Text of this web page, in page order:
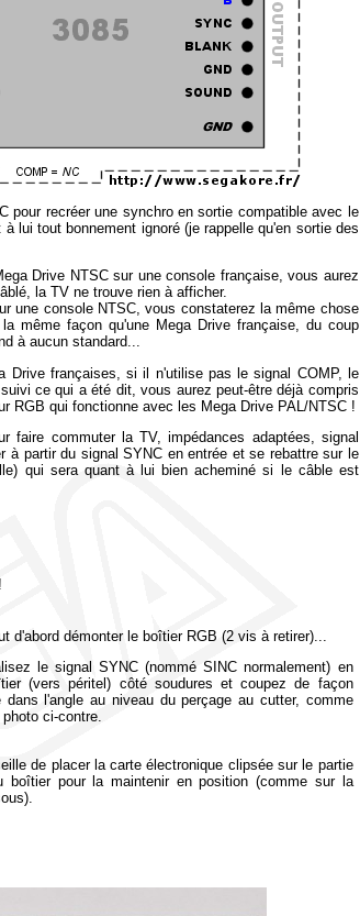
pour recréer une synchro en sortie compatible avec le
lui tout bonnement ignoré (je rappelle qu'en sortie des
Drive NTSC sur une console française, vous aurez
la TV ne trouve rien à afficher.
une console NTSC, vous constaterez la même chose
même façon qu'une Mega Drive française, du coup
à aucun standard...
Drive françaises, si il n'utilise pas le signal COMP, le
ce qui a été dit, vous aurez peut-être déjà compris
RGB qui fonctionne avec les Mega Drive PAL/NTSC !
commuter la TV, impédances adaptées, signal
partir du signal SYNC en entrée et se rebattre sur le
qui sera quant à lui bien acheminé si le câble est
d'abord démonter le boîtier RGB (2 vis à retirer)...
le signal SYNC (nommé SINC normalement) en
(vers péritel) côté soudures et coupez de façon
dans l'angle au niveau du perçage au cutter, comme
ci-contre.
de placer la carte électronique clipsée sur le partie
boîtier pour la maintenir en position (comme sur la